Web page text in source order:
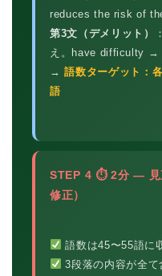
reduces the risk of
第3文（デメリット）
え。have difficulty →
→語数ターゲット：
語
STEP 4 ⏱ 2分 — 見
修正）
語数は45〜55語に
3段落の内容が全て